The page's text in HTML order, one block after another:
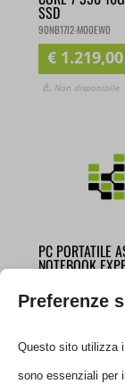
SSD
90NB17I2-M00EW0
€ 1.219,00
Non disponibile
PC PORTATILE
NOTEBOOK
ULTRA 7- 255H
512GB SSD
€1.499,00
Preferenze
Questo sito utilizza
sono essenziali per